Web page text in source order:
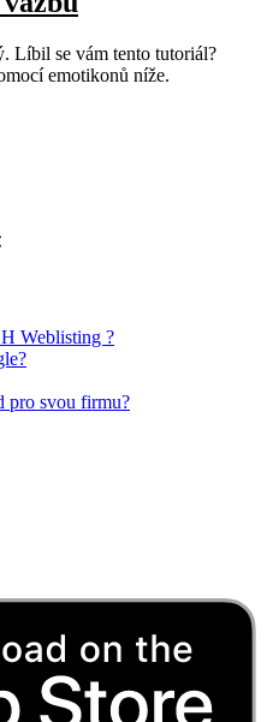
Líbil se vám tento tutoriál?
emotikonů níže.
Weblisting ?
pro svou firmu?